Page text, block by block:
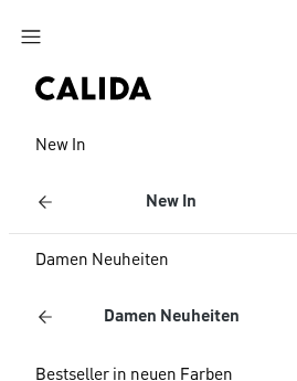
Zum Hauptinhalt springen
New In
New In
Damen Neuheiten
Damen Neuheiten
Bestseller in neuen Farben